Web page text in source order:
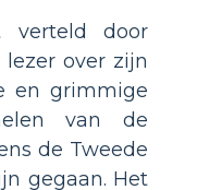
door
over zijn
en grimmige
van de
de Tweede
gegaan. Het